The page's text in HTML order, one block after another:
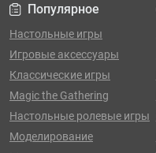
Популярное
Настольные игры
Игровые аксессуары
Классические игры
Magic the Gathering
Настольные ролевые игры
Моделирование